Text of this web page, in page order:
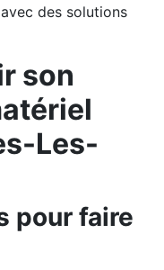
des solutions
son
Les-
pour faire